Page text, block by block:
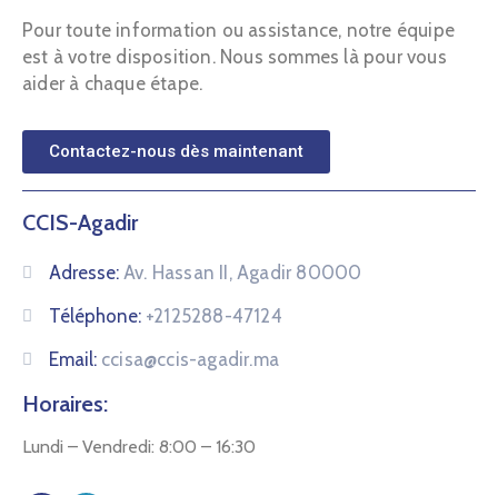
Pour toute information ou assistance, notre équipe
est à votre disposition. Nous sommes là pour vous
aider à chaque étape.
Contactez-nous dès maintenant
CCIS-Agadir
Adresse: Av. Hassan II, Agadir 80000
Téléphone: +2125288-47124
Email: ccisa@ccis-agadir.ma
Horaires:
Lundi – Vendredi: 8:00 – 16:30